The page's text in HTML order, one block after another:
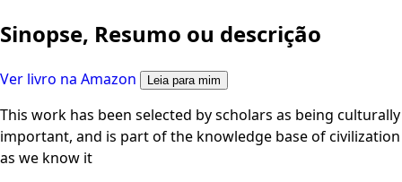
Sinopse, Resumo ou descrição
Ver livro na Amazon Leia para mim
This work has been selected by scholars as being culturally
important, and is part of the knowledge base of civilization
as we know it